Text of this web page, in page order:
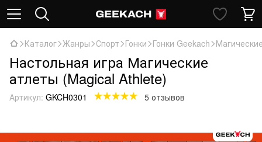
Каталог Жанры Спорт Гонки Гонки Geekach
Настольная игра Магические
атлеты (Magical Athlete)
Артикул: GKCH0301 5 отзывов